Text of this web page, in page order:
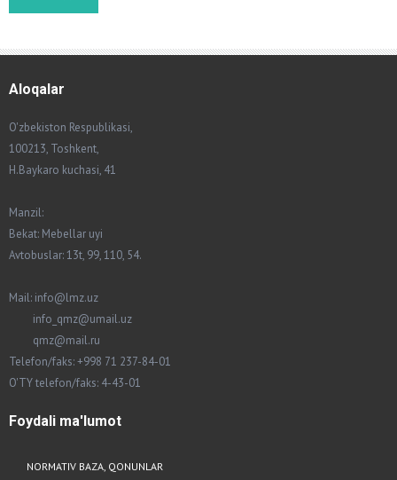
Aloqalar
O'zbekiston Respublikasi,
100213, Toshkent,
H.Baykaro kuchasi, 41
Manzil:
Bekat: Mebellar uyi
Avtobuslar: 13t, 99, 110, 54.
Mail: info@lmz.uz
info_qmz@umail.uz
qmz@mail.ru
Telefon/faks: +998 71 237-84-01
O'TY telefon/faks: 4-43-01
Foydali ma'lumot
NORMATIV BAZA, QONUNLAR